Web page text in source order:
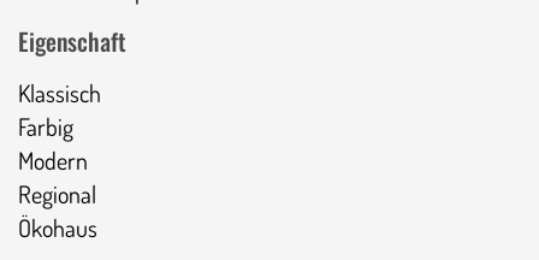
Eigenschaft
Klassisch
Farbig
Modern
Regional
Ökohaus